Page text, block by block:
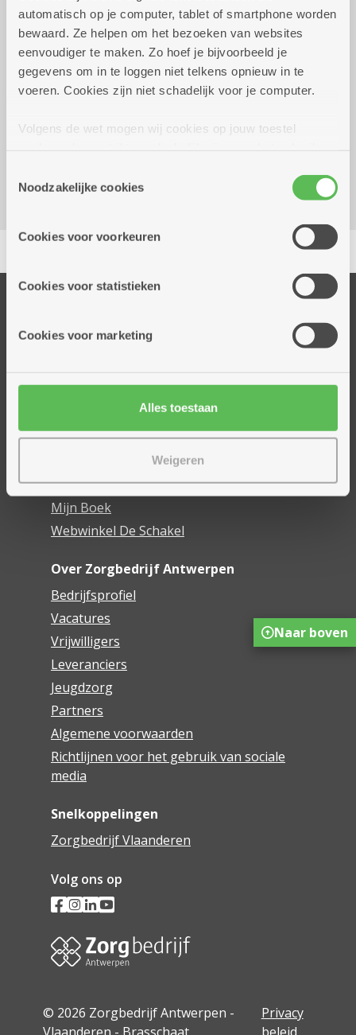
automatisch op je computer, tablet of smartphone worden
bewaard. Ze helpen om het bezoeken van websites
eenvoudiger te maken. Zo hoef je bijvoorbeeld je
gegevens om in te loggen niet telkens opnieuw in te
voeren. Cookies zijn niet schadelijk voor je computer.
Volgens de wet mogen wij cookies op jouw toestel
cookies hebben we jouw toestemming nodig. Sommige
cookies worden geplaatst door derde partijen die een
informatie over jouw (geanonimiseerd) gebruik van onze
partners kunnen deze gegevens combineren met andere
Noodzakelijke cookies
Cookies voor voorkeuren
Cookies voor statistieken
Cookies voor marketing
Alles toestaan
Weigeren
Wekelijks op maandag tot 29
december 2026
14.00 uur tot
17.00 uur
in clubverband
2040 Berendrecht
Delen
Thuisdiensten
Assistentiewoningen
Mijn Zorgbedrijf
Onze innovaties
Mijn Boek
Webwinkel De Schakel
Over Zorgbedrijf Antwerpen
Bedrijfsprofiel
Vacatures
Vrijwilligers
Leveranciers
Jeugdzorg
Partners
Algemene voorwaarden
Richtlijnen voor het gebruik van sociale
media
Snelkoppelingen
Zorgbedrijf Vlaanderen
Volg ons op
© 2026 Zorgbedrijf Antwerpen -
Privacy
Naar boven